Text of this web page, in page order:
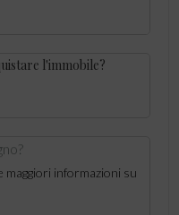
l'immobile?